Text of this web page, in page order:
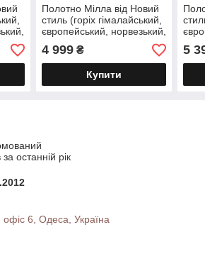
Полотно Мілла від Новий
стиль (горіх гімалайський,
європейський, норвезький,
сибірський,
скандинавський)
4 999₴
Купити
5
останній рік
6, Одеса, Україна